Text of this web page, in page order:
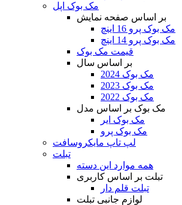
مک بوک اپل
بر اساس صفحه نمایش
مک بوک پرو 16 اینچ
مک بوک پرو 14 اینچ
قیمت مک بوک
بر اساس سال
مک بوک 2024
مک بوک 2023
مک بوک 2022
مک بوک بر اساس مدل
مک بوک ایر
مک بوک پرو
لپ تاپ مایکروسافت
تبلت
همه موارد این دسته
تبلت بر اساس کاربری
تبلت قلم دار
لوازم جانبی تبلت